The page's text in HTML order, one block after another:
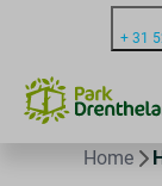
+
Home